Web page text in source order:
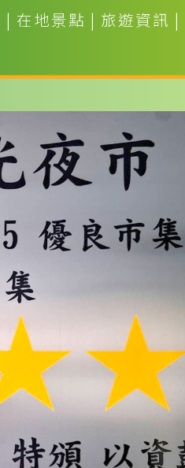
| 在地景點 | 旅遊資訊 |